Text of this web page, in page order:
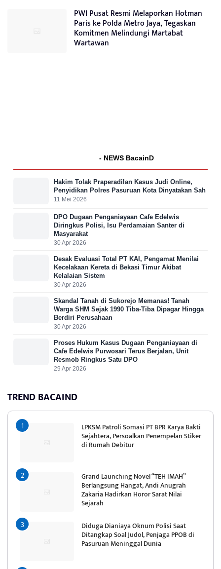
PWI Pusat Resmi Melaporkan Hotman
Paris ke Polda Metro Jaya, Tegaskan
Komitmen Melindungi Martabat
Wartawan
- NEWS BacainD
Hakim Tolak Praperadilan Kasus Judi Online,
Penyidikan Polres Pasuruan Kota Dinyatakan Sah
11 Mei 2026
DPO Dugaan Penganiayaan Cafe Edelwis
Diringkus Polisi, Isu Perdamaian Santer di
Masyarakat
30 Apr 2026
Desak Evaluasi Total PT KAI, Pengamat Menilai
Kecelakaan Kereta di Bekasi Timur Akibat
Kelalaian Sistem
30 Apr 2026
Skandal Tanah di Sukorejo Memanas! Tanah
Warga SHM Sejak 1990 Tiba-Tiba Dipagar Hingga
Berdiri Perusahaan
30 Apr 2026
Proses Hukum Kasus Dugaan Penganiayaan di
Cafe Edelwis Purwosari Terus Berjalan, Unit
Resmob Ringkus Satu DPO
29 Apr 2026
TREND BACAIND
LPKSM Patroli Somasi PT BPR Karya Bakti
Sejahtera, Persoalkan Penempelan Stiker
di Rumah Debitur
Grand Launching Novel “TEH IMAH”
Berlangsung Hangat, Andi Anugrah
Zakaria Hadirkan Horor Sarat Nilai
Sejarah
Diduga Dianiaya Oknum Polisi Saat
Ditangkap Soal Judol, Penjaga PPOB di
Pasuruan Meninggal Dunia